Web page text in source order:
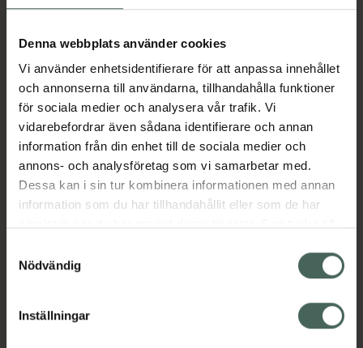
Denna webbplats använder cookies
Vi använder enhetsidentifierare för att anpassa innehållet
och annonserna till användarna, tillhandahålla funktioner
för sociala medier och analysera vår trafik. Vi
vidarebefordrar även sådana identifierare och annan
information från din enhet till de sociala medier och
annons- och analysföretag som vi samarbetar med.
Dessa kan i sin tur kombinera informationen med annan
information som du har tillhandahållit eller som de har
återkalla ditt samtycke via webbplatsens
cookieinställningar. Ett återkallat samtycke påverkar inte
lagligheten av behandling som skett innan återkallelsen.
Nödvändig
Inställningar
Aktuella erbjudanden
Beskrivning Dölj
Läs alltid bipacksedeln innan
användning.
EAN:
07046260054554
Bipacksedel från FASS Visa